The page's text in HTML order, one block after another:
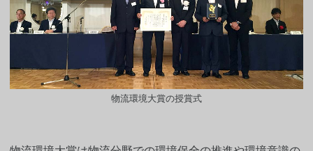
物流環境大賞の授賞式